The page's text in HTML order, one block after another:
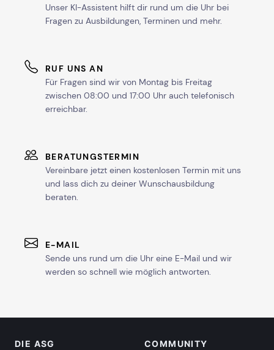
Unser KI-Assistent hilft dir rund um die Uhr bei
Fragen zu Ausbildungen, Terminen und mehr.
RUF UNS AN
Für Fragen sind wir von Montag bis Freitag
zwischen 08:00 und 17:00 Uhr auch telefonisch
erreichbar.
BERATUNGSTERMIN
Vereinbare jetzt einen kostenlosen Termin mit uns
und lass dich zu deiner Wunschausbildung
beraten.
E-MAIL
Sende uns rund um die Uhr eine E-Mail und wir
werden so schnell wie möglich antworten.
DIE ASG COMMUNITY